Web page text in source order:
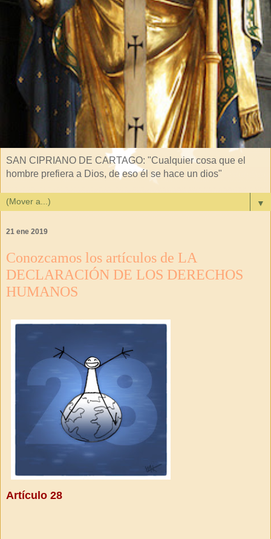
SAN CIPRIANO DE CARTAGO: "Cualquier cosa que el
hombre prefiera a Dios, de eso él se hace un dios"
▼
21 ene 2019
Conozcamos los artículos de LA
DECLARACIÓN DE LOS DERECHOS
HUMANOS
Artículo 28